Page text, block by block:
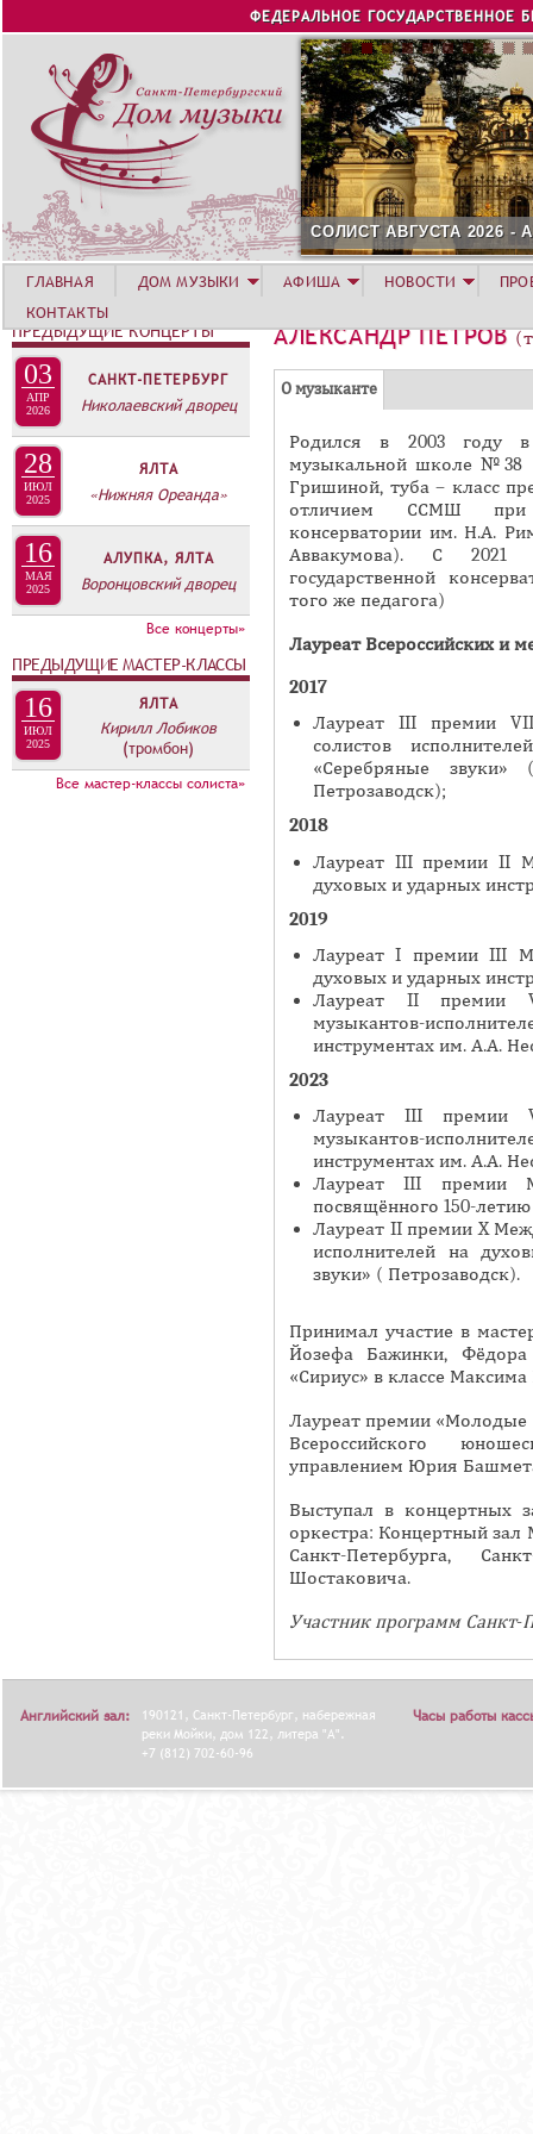
Jump to navigation
ФЕДЕРАЛЬНОЕ ГОСУДАРСТВЕННОЕ
СОЛИСТ АВГУСТА 2026 -
АЛЕКСАНДР ПЕТРОВ
Г
П
П
Д
Л
О музыканте(
а
к
т
и
в
н
а
я
в
а
к
Родился в 2003 году в
музыкальной школе №38
Гришиной, туба – класс
отличием ССМШ при
консерватории им. Н.А.
Аввакумова). С 2021
государственной
того же педагога)
Лауреат Всероссийских и
2017
Лауреат III премии
солистов
«Серебряные звуки»
Петрозаводск);
2018
Лауреат III премии II
духовых и ударных
2019
Лауреат I премии III
духовых и ударных
Лауреат II премии
музыкантов-
инструментах им. А.А.
2023
Лауреат III премии
музыкантов-
инструментах им. А.А.
Лауреат III премии
посвящённого 150-
Лауреат II премии X
исполнителей на
звуки» ( Петрозаводск).
Принимал участие в
Йозефа Бажинки,
«Сириус» в классе Максима
Лауреат премии «Молодые
Всероссийского
управлением Юрия
Выступал в концертных
оркестра: Концертный зал
Санкт-Петербурга,
Шостаковича.
Участник программ Санкт-
ГЛАВНАЯ ДОМ МУЗЫКИ АФИША НОВОСТИ
КОНТАКТЫ
ПРЕДЫДУЩИЕ КОНЦЕРТЫ
03
АПР
2026
САНКТ-ПЕТЕРБУРГ
Николаевский дворец
28
ИЮЛ
2025
ЯЛТА
«Нижняя Ореанда»
16
МАЯ
2025
АЛУПКА, ЯЛТА
Воронцовский дворец
Все концерты»
ПРЕДЫДУЩИЕ МАСТЕР-КЛАССЫ
16
ИЮЛ
2025
ЯЛТА
Кирилл Лобиков
(тромбон)
Все мастер-классы солиста»
Английский зал:
190121, Санкт-Петербург, набережная
реки Мойки, дом 122, литера "А".
+7 (812) 702-60-96
Часы работы